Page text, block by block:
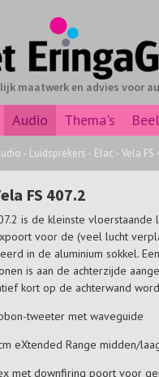
maatwerk en advies voor
Audio Thema's
- Luidsprekers - Elac - Vela FS
FS 407.2
is de kleinste
voor de (veel lucht
in de aluminium sokkel.
is aan de achterzijde
kort op de achterwand
tweeter met waveguide
eXtended Range midden/
met downfiring poort voor